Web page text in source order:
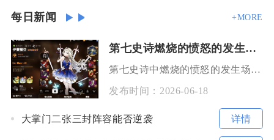
每日新闻 +MORE
第七史诗燃烧的愤怒的发生场所
第七史诗中燃烧的愤怒的发生场所为迷宫副本中的“火焰迷宫”，这是获取燃烧属性装备、燃烧系角色
发布时间： 2026-06-18
大掌门二张三封阵容能否逆袭 详情